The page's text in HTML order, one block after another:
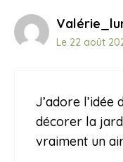
Le 22 août
J’adore
décorer la
vraiment un